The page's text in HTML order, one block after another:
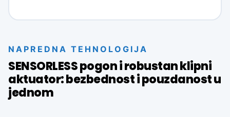
NAPREDNA TEHNOLOGIJA
SENSORLESS pogon i robustan klipni
aktuator: bezbednost i pouzdanost u
jednom